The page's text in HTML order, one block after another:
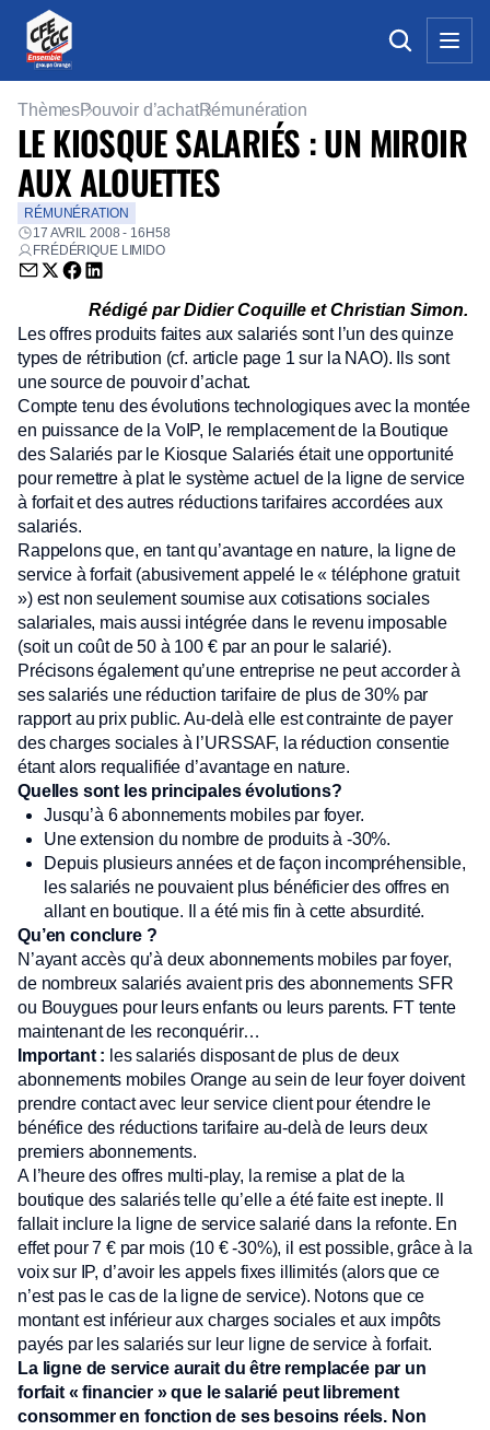
ThèmesPouvoir d’achatRémunération
LE KIOSQUE SALARIÉS : UN MIROIR
AUX ALOUETTES
RÉMUNÉRATION
17 AVRIL 2008 - 16H58
FRÉDÉRIQUE LIMIDO
Envoyer par email (nouvelle fenêtre)
Partager sur Twitter (nouvelle fenêtre)
Partager sur Facebook (nouvelle fenêtre)
Partager sur LinkedIn (nouvelle fenêtre)
Rédigé par Didier Coquille et Christian Simon.
Les offres produits faites aux salariés sont l’un des quinze
types de rétribution (cf. article page 1 sur la NAO). Ils sont
une source de pouvoir d’achat.
Compte tenu des évolutions technologiques avec la montée
en puissance de la VoIP, le remplacement de la Boutique
des Salariés par le Kiosque Salariés était une opportunité
pour remettre à plat le système actuel de la ligne de service
à forfait et des autres réductions tarifaires accordées aux
salariés.
Rappelons que, en tant qu’avantage en nature, la ligne de
service à forfait (abusivement appelé le « téléphone gratuit
») est non seulement soumise aux cotisations sociales
salariales, mais aussi intégrée dans le revenu imposable
(soit un coût de 50 à 100 € par an pour le salarié).
Précisons également qu’une entreprise ne peut accorder à
ses salariés une réduction tarifaire de plus de 30% par
rapport au prix public. Au-delà elle est contrainte de payer
des charges sociales à l’URSSAF, la réduction consentie
étant alors requalifiée d’avantage en nature.
Quelles sont les principales évolutions?
Jusqu’à 6 abonnements mobiles par foyer.
Une extension du nombre de produits à -30%.
Depuis plusieurs années et de façon incompréhensible,
les salariés ne pouvaient plus bénéficier des offres en
allant en boutique. Il a été mis fin à cette absurdité.
Qu’en conclure ?
N’ayant accès qu’à deux abonnements mobiles par foyer,
de nombreux salariés avaient pris des abonnements SFR
ou Bouygues pour leurs enfants ou leurs parents. FT tente
maintenant de les reconquérir…
Important : les salariés disposant de plus de deux
abonnements mobiles Orange au sein de leur foyer doivent
prendre contact avec leur service client pour étendre le
bénéfice des réductions tarifaire au-delà de leurs deux
premiers abonnements.
A l’heure des offres multi-play, la remise a plat de la
boutique des salariés telle qu’elle a été faite est inepte. Il
fallait inclure la ligne de service salarié dans la refonte. En
effet pour 7 € par mois (10 € -30%), il est possible, grâce à la
voix sur IP, d’avoir les appels fixes illimités (alors que ce
n’est pas le cas de la ligne de service). Notons que ce
montant est inférieur aux charges sociales et aux impôts
payés par les salariés sur leur ligne de service à forfait.
La ligne de service aurait du être remplacée par un
forfait « financier » que le salarié peut librement
consommer en fonction de ses besoins réels. Non